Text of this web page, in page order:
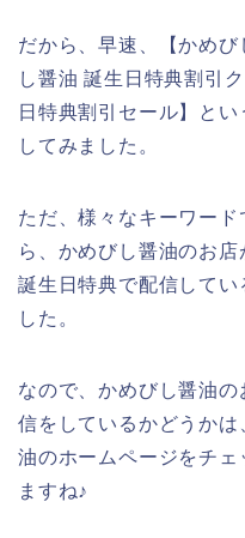
だから、早速、【かめ
し醤油 誕生日特典割引
日特典割引セール】と
してみました。
ただ、様々なキーワー
ら、かめびし醤油のお
誕生日特典で配信して
した。
なので、かめびし醤油
信をしているかどうか
油のホームページをチェ
ますね♪